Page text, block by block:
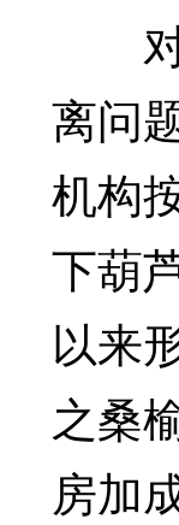
对
离问
机构
下葫
以来
之桑
房加